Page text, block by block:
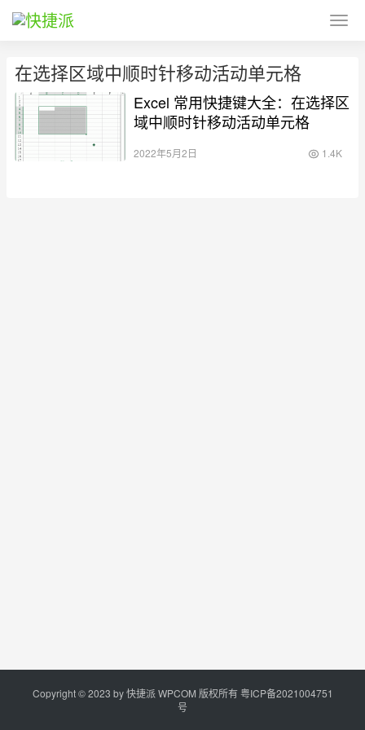
在选择区域中顺时针移动活动单元格
Excel 常用快捷键大全：在选择区
域中顺时针移动活动单元格
2022年5月2日 1.4K
Copyright © 2023 by快捷派WPCOM 版权所有粤ICP备2021004751
号